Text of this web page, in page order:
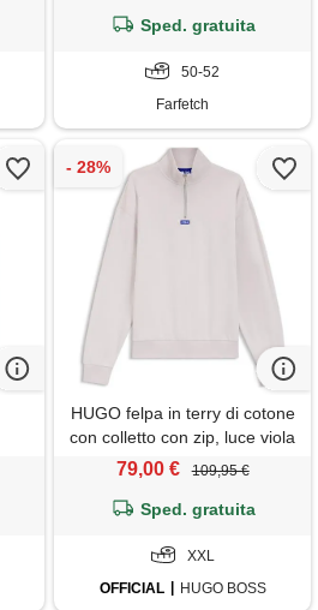
Sped. gratuita
50-52
Farfetch
HUGO felpa in terry di cotone
con colletto con zip, luce viola
79,00 € 109,95 €
Sped. gratuita
XXL
OFFICIAL
HUGO BOSS